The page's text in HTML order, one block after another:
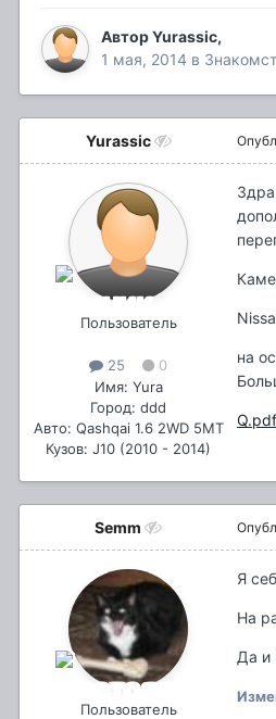
АвторYurassic,
1 мая, 2014 в
Yurassic
Пользователь
25
0
Имя: Yura
Город: ddd
Авто: Qashqai 1.6 2WD 5MT
Кузов: J10 (2010 - 2014)
на
Q.pdf
Semm
Пользователь
Я
На
Да и